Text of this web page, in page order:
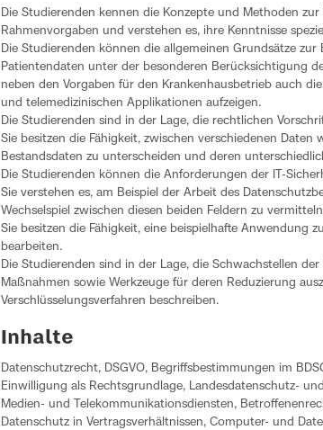
Die Studierenden kennen die Konzepte und Methoden
Rahmenvorgaben und verstehen es, ihre Kenntnisse
Die Studierenden können die allgemeinen Grundsätze
Patientendaten unter der besonderen Berücksichtigung
neben den Vorgaben für den Krankenhausbetrieb auch
und telemedizinischen Applikationen aufzeigen.
Die Studierenden sind in der Lage, die rechtlichen
Sie besitzen die Fähigkeit, zwischen verschiedenen
Bestandsdaten zu unterscheiden und deren
Die Studierenden können die Anforderungen der IT-
Sie verstehen es, am Beispiel der Arbeit des
Wechselspiel zwischen diesen beiden Feldern zu
Sie besitzen die Fähigkeit, eine beispielhafte Anwendung
bearbeiten.
Die Studierenden sind in der Lage, die Schwachstellen
Maßnahmen sowie Werkzeuge für deren Reduzierung
Verschlüsselungsverfahren beschreiben.
Inhalte
Datenschutzrecht, DSGVO, Begriffsbestimmungen im
Einwilligung als Rechtsgrundlage, Landesdatenschutz-
Medien- und Telekommunikationsdiensten,
Datenschutz in Vertragsverhältnissen, Computer- und